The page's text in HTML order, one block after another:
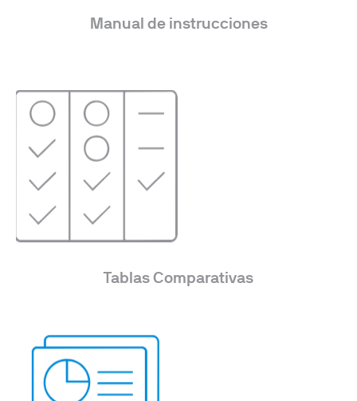
Manual de instrucciones
Tablas Comparativas